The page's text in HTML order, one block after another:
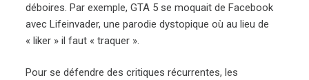
déboires. Par exemple, GTA 5 se moquait de Facebook
avec Lifeinvader, une parodie dystopique où au lieu de
« liker » il faut « traquer ».
Pour se défendre des critiques récurrentes, les